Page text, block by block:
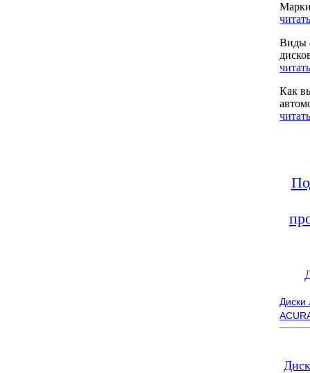
Виды
Как
Диски